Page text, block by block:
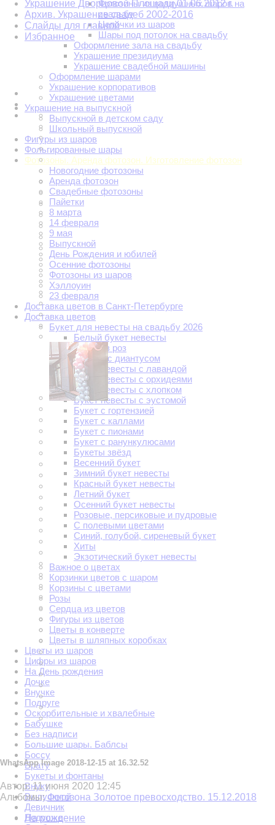
Фотозоны из воздушных шаров на
свадьбу
Цепочки из шаров
Шары под потолок на свадьбу
Оформление зала на свадьбу
Украшение президиума
Украшение свадебной машины
Оформление шарами
Украшение корпоративов
Украшение цветами
Украшение на выпускной
Выпускной в детском саду
Школьный выпускной
Фигуры из шаров
Фольгированные шары
Фотозоны. Аренда фотозон. Изготовление фотозон
Новогодние фотозоны
Аренда фотозон
Свадебные фотозоны
Пайетки
8 марта
14 февраля
9 мая
Выпускной
День Рождения и юбилей
Осенние фотозоны
Фотозоны из шаров
Хэллоуин
23 февраля
Доставка цветов в Санкт-Петербурге
Доставка цветов
Букет для невесты на свадьбу 2026
Белый букет невесты
Букет из роз
Букеты с диантусом
Букет невесты с лавандой
Букет невесты с орхидеями
Букет невесты с хлопком
Букет невесты с эустомой
Букет с гортензией
Букет с каллами
Букет с пионами
Букет с ранункулюсами
Букеты звёзд
Весенний букет
Зимний букет невесты
Красный букет невесты
Летний букет
Осенний букет невесты
Розовые, персиковые и пудровые
С полевыми цветами
Синий, голубой, сиреневый букет
Хиты
Экзотический букет невесты
Важное о цветах
Корзинки цветов с шаром
Корзины с цветами
Розы
Сердца из цветов
Фигуры из цветов
Цветы в конверте
Цветы в шляпных коробках
Цветы из шаров
Цифры из шаров
На День рождения
Дочке
Внучке
Подруге
Оскорбительные и хвалебные
Бабушке
Без надписи
Большие шары. Баблсы
Боссу
Брату
Букеты и фонтаны
Внуку
Выпускной
Девичник
Дедушке
Украшение Дворцовой Площади 01.06.2012 г.
Архив. Украшение свадеб 2002-2016
Слайды для главной
Избранное
WhatsApp Image 2018-12-15 at 16.32.52
Автор:11 июня 2020 12:45
Альбомы:Фотозона Золотое превосходство. 15.12.2018
На рождение